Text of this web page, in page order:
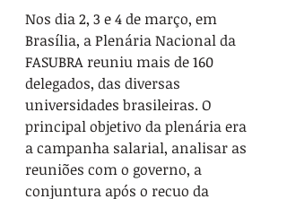
Nos dia 2, 3 e 4 de março, em
Brasília, a Plenária Nacional da
FASUBRA reuniu mais de 160
delegados, das diversas
universidades brasileiras. O
principal objetivo da plenária era
a campanha salarial, analisar as
reuniões com o governo, a
conjuntura após o recuo da